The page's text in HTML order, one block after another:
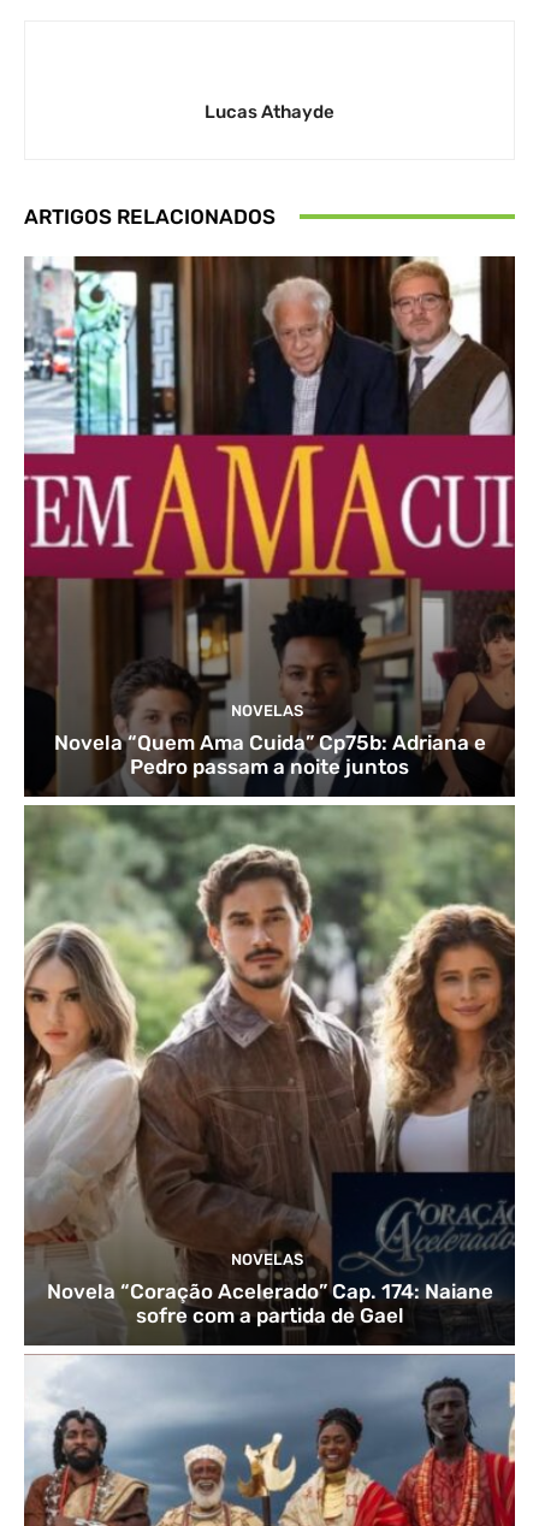
Lucas Athayde
ARTIGOS RELACIONADOS
NOVELAS
Novela “Quem Ama Cuida” Cp75b: Adriana e
Pedro passam a noite juntos
NOVELAS
Novela “Coração Acelerado” Cap. 174: Naiane
sofre com a partida de Gael